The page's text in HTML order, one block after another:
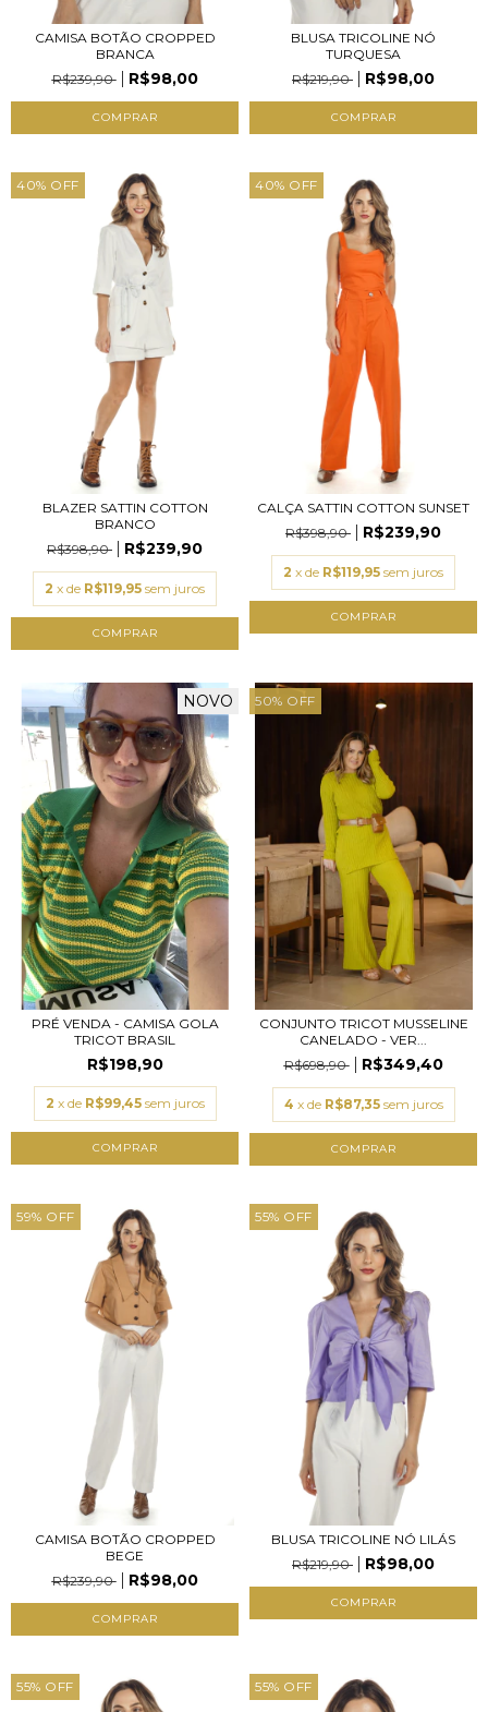
CAMISA BOTÃO CROPPED
BRANCA
R$239,90
R$98,00
COMPRAR
BLUSA TRICOLINE NÓ
TURQUESA
R$219,90
R$98,00
COMPRAR
40% OFF
BLAZER SATTIN COTTON
BRANCO
R$398,90
R$239,90
2 x de R$119,95 sem juros
COMPRAR
40% OFF
CALÇA SATTIN COTTON SUNSET
R$398,90
R$239,90
2 x de R$119,95 sem juros
COMPRAR
NOVO
PRÉ VENDA - CAMISA GOLA
TRICOT BRASIL
R$198,90
2 x de R$99,45 sem juros
50% OFF
CONJUNTO TRICOT MUSSELINE
CANELADO - VER...
R$698,90
R$349,40
4 x de R$87,35 sem juros
COMPRAR
59% OFF
CAMISA BOTÃO CROPPED
BEGE
R$239,90
R$98,00
COMPRAR
55% OFF
BLUSA TRICOLINE NÓ LILÁS
R$219,90
R$98,00
COMPRAR
55% OFF 55% OFF